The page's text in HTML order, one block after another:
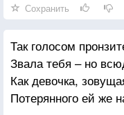
Когда нельзя ни
Есть у людей
И я их научилась
Сохранить
Так голосом
Звала тебя – но
Как девочка,
Потерянного ей же